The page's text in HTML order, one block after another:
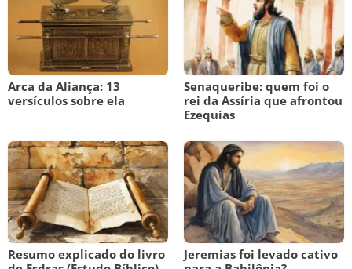
Arca da Aliança: 13
versículos sobre ela
Senaqueribe: quem foi o
rei da Assíria que afrontou
Ezequias
Resumo explicado do livro
Jeremias foi levado cativo